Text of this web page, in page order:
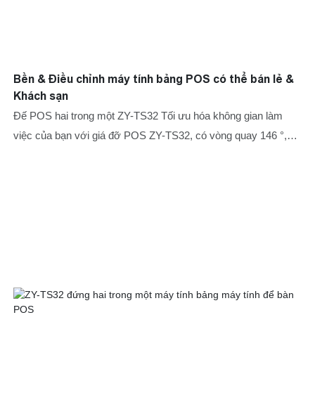
Bền & Điều chỉnh máy tính bảng POS có thể bán lẻ &
Khách sạn
Đế POS hai trong một ZY-TS32 Tối ưu hóa không gian làm
việc của bạn với giá đỡ POS ZY-TS32, có vòng quay 146 °,